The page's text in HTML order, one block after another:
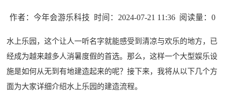
作者：今年会游乐科技 时间：2024-07-21 11:36 阅读量： 0
水上乐园，这个让人一听名字就能感受到清凉与欢乐的地方，已
经成为越来越多人消暑度假的首选。那么，这样一个大型娱乐设
施是如何从无到有地建造起来的呢？接下来，我将从以下几个方
面为大家详细介绍水上乐园的建造流程。